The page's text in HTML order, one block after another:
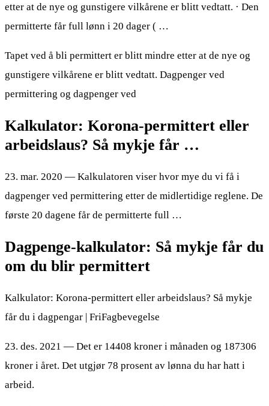
etter at de nye og gunstigere vilkårene er blitt vedtatt. · Den
permitterte får full lønn i 20 dager ( …
Tapet ved å bli permittert er blitt mindre etter at de nye og
gunstigere vilkårene er blitt vedtatt. Dagpenger ved
permittering og dagpenger ved
Kalkulator: Korona-permittert eller
arbeidslaus? Så mykje får …
23. mar. 2020 — Kalkulatoren viser hvor mye du vi få i
dagpenger ved permittering etter de midlertidige reglene. De
første 20 dagene får de permitterte full …
Dagpenge-kalkulator: Så mykje får du
om du blir permittert
Kalkulator: Korona-permittert eller arbeidslaus? Så mykje
får du i dagpengar | FriFagbevegelse
23. des. 2021 — Det er 14408 kroner i månaden og 187306
kroner i året. Det utgjør 78 prosent av lønna du har hatt i
arbeid.